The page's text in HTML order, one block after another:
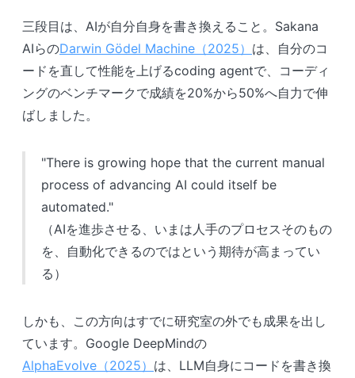
三段目は、AIが自分自身を書き換えること。Sakana
AIらのDarwin Gödel Machine（2025） は、自分のコ
ードを直して性能を上げるcoding agentで、コーディ
ングのベンチマークで成績を20%から50%へ自力で伸
ばしました。
"There is growing hope that the current manual
process of advancing AI could itself be
automated."
（AIを進歩させる、いまは人手のプロセスそのもの
を、自動化できるのではという期待が高まってい
る）
しかも、この方向はすでに研究室の外でも成果を出し
ています。Google DeepMindの
AlphaEvolve（2025） は、LLM自身にコードを書き換